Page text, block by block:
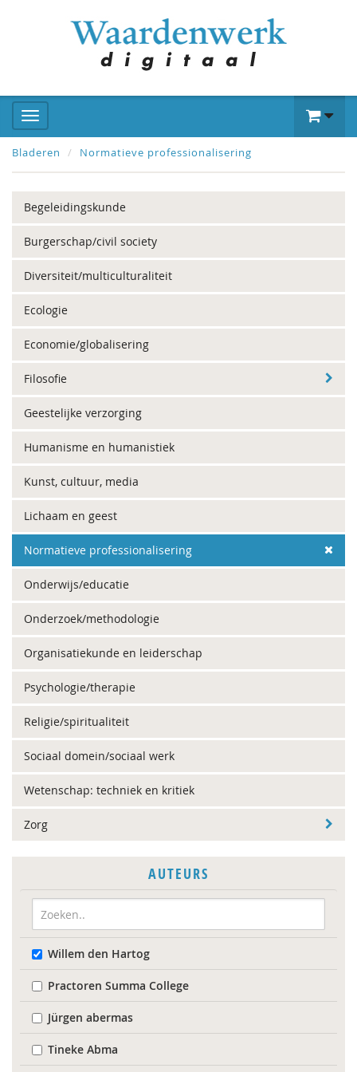
Bladeren Normatieve professionalisering
Begeleidingskunde
Burgerschap/civil society
Diversiteit/multiculturaliteit
Ecologie
Economie/globalisering
Filosofie
Geestelijke verzorging
Humanisme en humanistiek
Kunst, cultuur, media
Lichaam en geest
Normatieve professionalisering
Onderwijs/educatie
Onderzoek/methodologie
Organisatiekunde en leiderschap
Psychologie/therapie
Religie/spiritualiteit
Sociaal domein/sociaal werk
Wetenschap: techniek en kritiek
Zorg
AUTEURS
Willem den Hartog
Practoren Summa College
Jürgen abermas
Tineke Abma